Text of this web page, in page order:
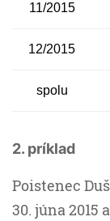
11/2015
12/2015
spolu
2. príklad
Poistenec
30. júna 2015